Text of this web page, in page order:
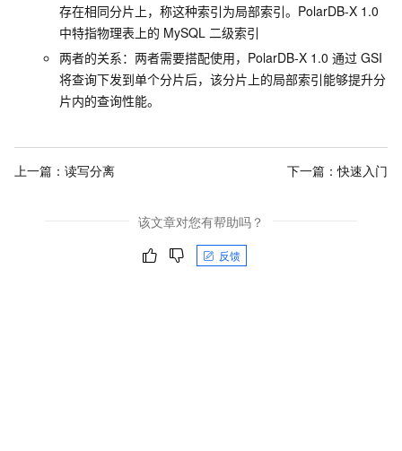
存在相同分片上，称这种索引为局部索引。 PolarDB-X 1.0
中特指物理表上的 MySQL 二级索引
两者的关系：两者需要搭配使用， PolarDB-X 1.0 通过 GSI
将查询下发到单个分片后，该分片上的局部索引能够提升分
片内的查询性能。
上一篇： 读写分离 下一篇：快速入门
该文章对您有帮助吗？
反馈